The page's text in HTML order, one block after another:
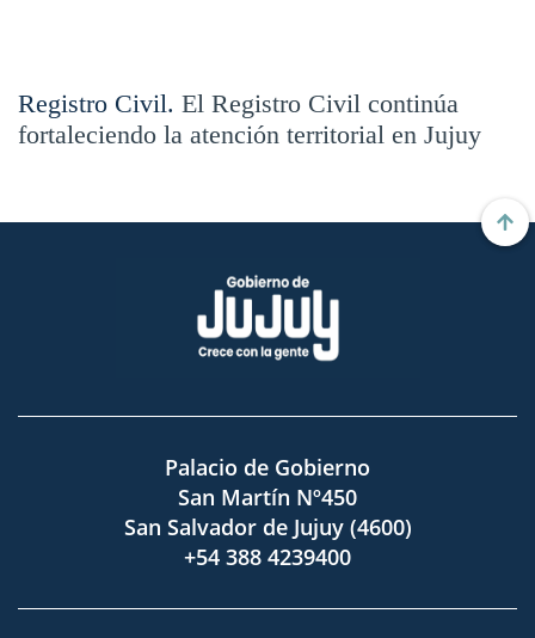
Registro Civil. El Registro Civil continúa
fortaleciendo la atención territorial en Jujuy
Palacio de Gobierno
San Martín Nº450
San Salvador de Jujuy (4600)
+54 388 4239400